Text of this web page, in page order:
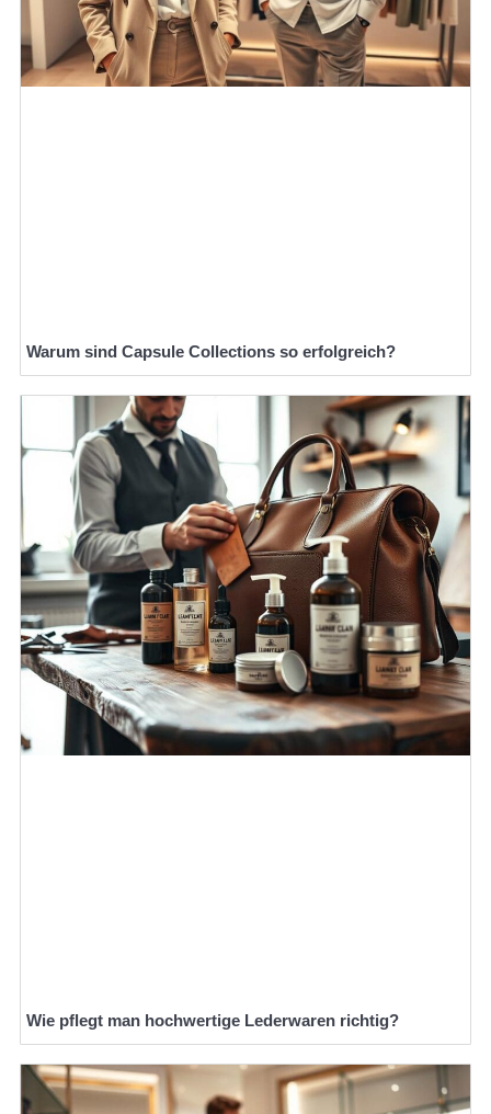
Warum sind Capsule Collections so erfolgreich?
Wie pflegt man hochwertige Lederwaren richtig?